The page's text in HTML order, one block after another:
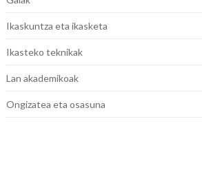
Ikaskuntza eta ikasketa
Ikasteko teknikak
Lan akademikoak
Ongizatea eta osasuna